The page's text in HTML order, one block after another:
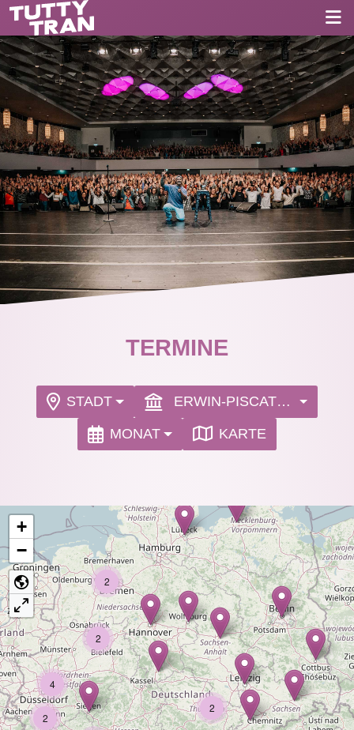
TERMINE
STADT ERWIN-PISCATOR-HAUS
MONAT KARTE
2
2
2
2
4
+
−